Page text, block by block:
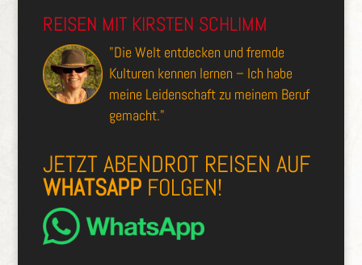
REISEN MIT KIRSTEN SCHLIMM
"Die Welt entdecken und fremde
Kulturen kennen lernen – Ich habe
meine Leidenschaft zu meinem Beruf
gemacht."
JETZT ABENDROT REISEN AUF
WHATSAPPFOLGEN!